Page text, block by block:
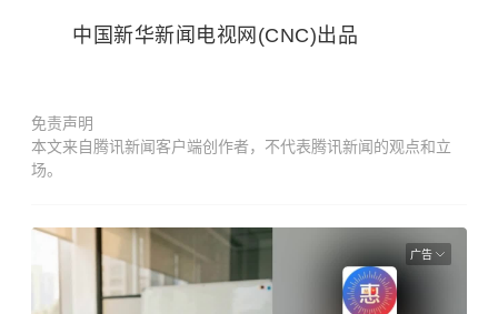
中国新华新闻电视网(CNC)出品
免责声明
本文来自腾讯新闻客户端创作者，不代表腾讯新闻的观点和立
场。
广告